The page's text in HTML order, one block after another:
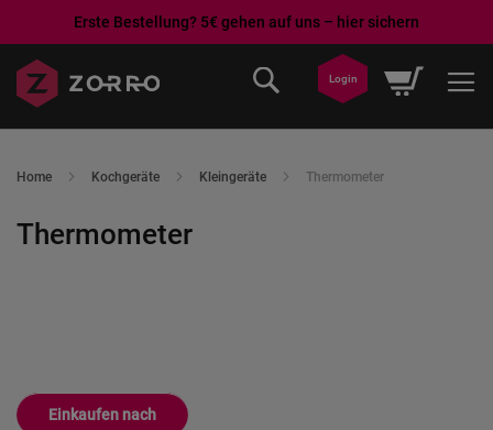
Erste Bestellung? 5€ gehen auf uns – hier sichern
zum
Mein
Login
Home Kochgeräte Kleingeräte Thermometer
Thermometer
Einkaufen nach